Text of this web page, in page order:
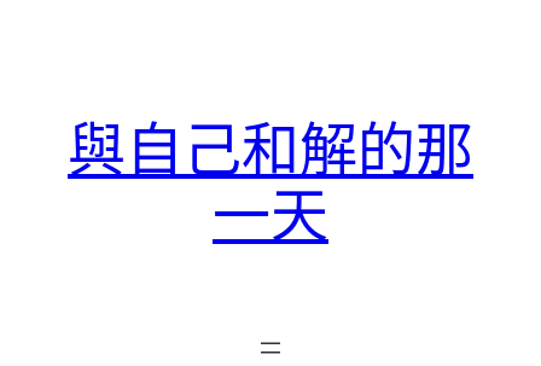
與自己和解的那
一天